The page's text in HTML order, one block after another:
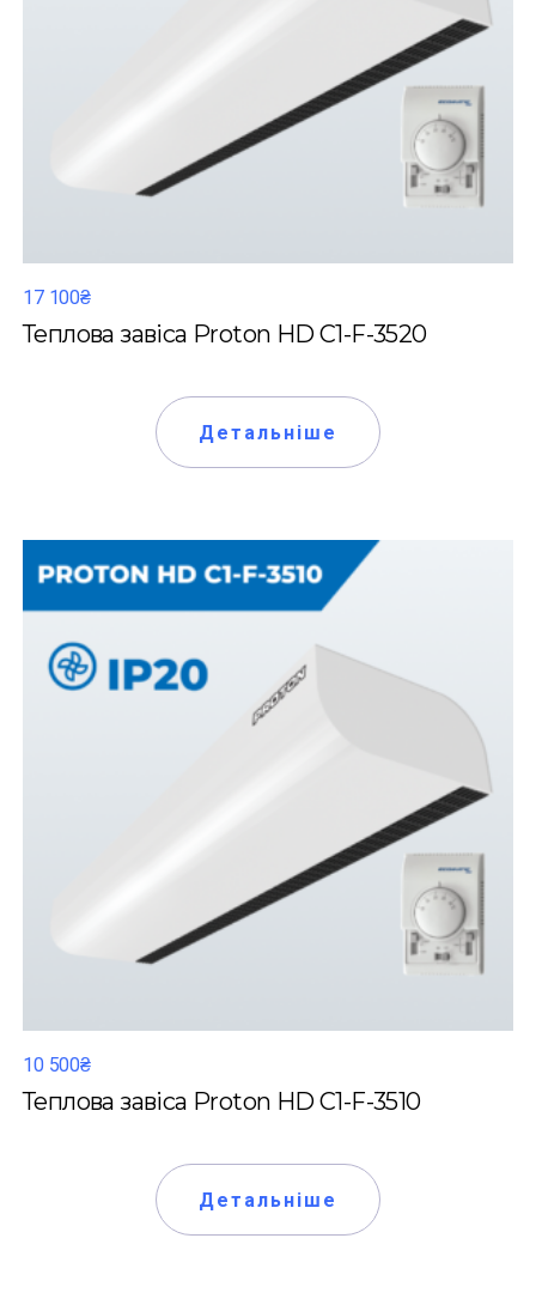
17 100₴
Теплова завіса Proton HD C1-F-3520
Детальніше
10 500₴
Теплова завіса Proton HD C1-F-3510
Детальніше